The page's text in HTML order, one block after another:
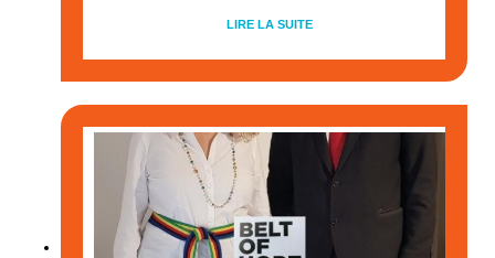
LIRE LA SUITE